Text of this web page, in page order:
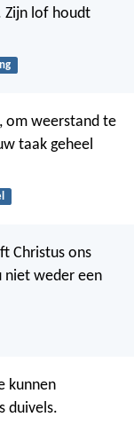
Zijn lof houdt
om weerstand te
taak geheel
Christus ons
niet weder een
kunnen
duivels.